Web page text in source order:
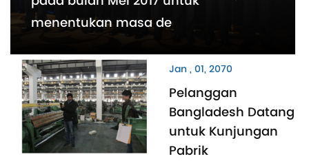
menentukan masa de
Jan , 01, 2070
Pelanggan
Bangladesh Datang
untuk Kunjungan
Pabrik